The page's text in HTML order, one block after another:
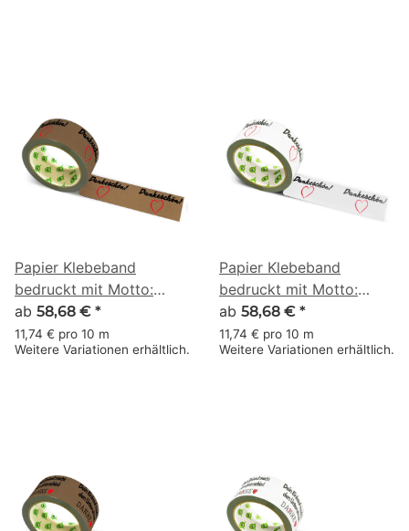
Papier Klebeband
bedruckt mit Motto:
Dankeschön mit Herz -
50 m braun
ab 58,68 € *
11,74 € pro 10 m
Weitere Variationen erhältlich.
Papier Klebeband
bedruckt mit Motto:
Dankeschön mit Herz -
50 m weiss
ab 58,68 € *
11,74 € pro 10 m
Weitere Variationen erhältlich.